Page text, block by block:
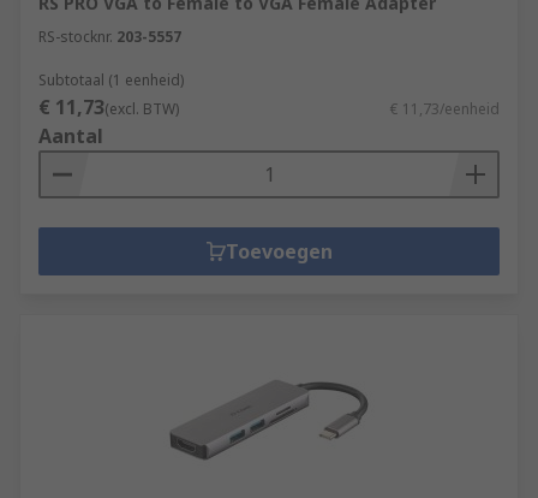
RS-stocknr. 203-5557
Subtotaal (1 eenheid)
€ 11,73(excl. BTW) € 11,73/eenheid
Aantal
Toevoegen